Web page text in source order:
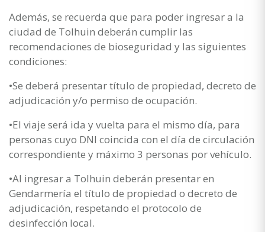
Además, se recuerda que para poder ingresar a la
ciudad de Tolhuin deberán cumplir las
recomendaciones de bioseguridad y las siguientes
condiciones:
•Se deberá presentar título de propiedad, decreto de
adjudicación y/o permiso de ocupación.
•El viaje será ida y vuelta para el mismo día, para
personas cuyo DNI coincida con el día de circulación
correspondiente y máximo 3 personas por vehículo.
•Al ingresar a Tolhuin deberán presentar en
Gendarmería el título de propiedad o decreto de
adjudicación, respetando el protocolo de
desinfección local.